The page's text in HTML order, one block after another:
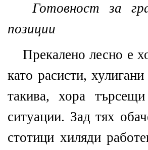
Готовност за
позиции
Прекалено лесно е
като расисти,
такива, хора
ситуации. Зад тях
стотици хиляди